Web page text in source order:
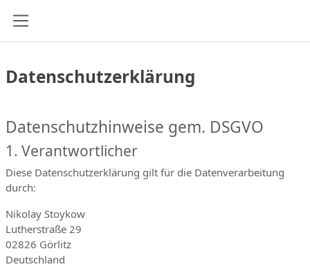
Datenschutzerklärung
Datenschutzhinweise gem. DSGVO
1. Verantwortlicher
Diese Datenschutzerklärung gilt für die Datenverarbeitung
durch:
Nikolay Stoykow
Lutherstraße 29
02826 Görlitz
Deutschland